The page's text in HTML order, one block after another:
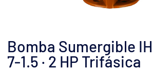
Bomba Sumergible
7-1.5 · 2 HP Trifásica